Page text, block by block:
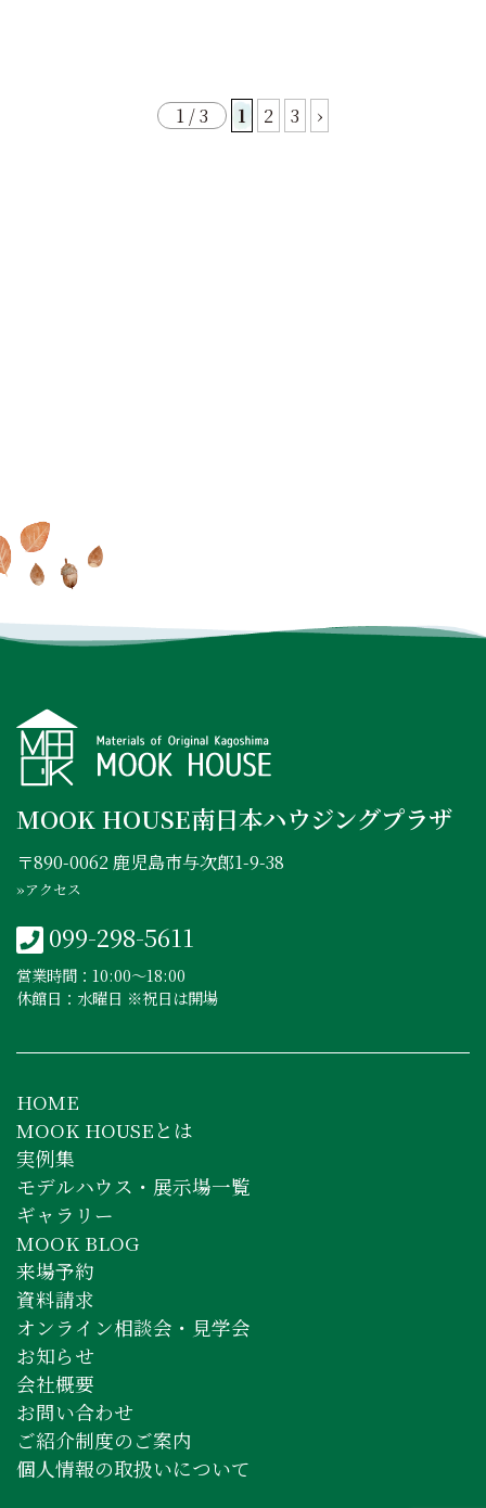
1 / 3 1 2 3 ›
FACEBOOK
MOOK HOUSE南日本ハウジングプラザ
〒890-0062 鹿児島市与次郎1-9-38
»アクセス
099-298-5611
営業時間：10:00〜18:00
休館日：水曜日 ※祝日は開場
HOME
MOOK HOUSEとは
実例集
モデルハウス・展示場一覧
ギャラリー
MOOK BLOG
来場予約
資料請求
オンライン相談会・見学会
お知らせ
会社概要
お問い合わせ
ご紹介制度のご案内
個人情報の取扱いについて